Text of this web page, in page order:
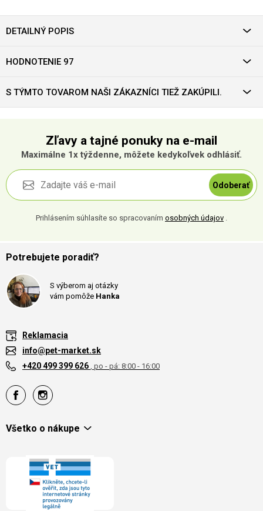
DETAILNÝ POPIS
HODNOTENIE 97
S TÝMTO TOVAROM NAŠI ZÁKAZNÍCI TIEŽ ZAKÚPILI.
Zľavy a tajné ponuky na e-mail
Maximálne 1x týždenne, môžete kedykoľvek odhlásiť.
Odoberať
Prihlásením súhlasíte so spracovaním osobných údajov .
Potrebujete poradiť?
S výberom aj otázky
vám pomôže Hanka
Reklamacia
info@pet-market.sk
+420 499 399 626 , po - pá: 8:00 - 16:00
Všetko o nákupe